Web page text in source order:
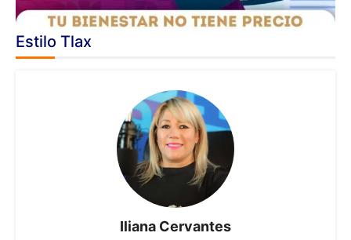
Estilo Tlax
Iliana Cervantes